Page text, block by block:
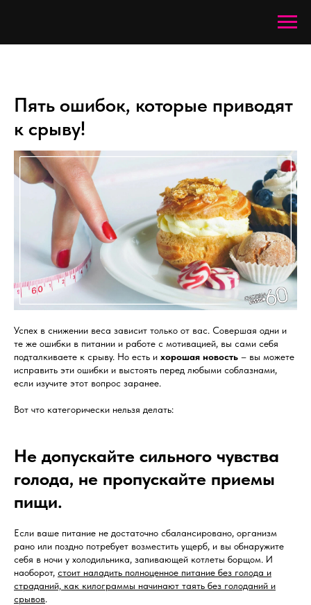
Пять ошибок, которые приводят
к срыву!
Успех в снижении веса зависит только от вас. Совершая одни и
те же ошибки в питании и работе с мотивацией, вы сами себя
подталкиваете к срыву. Но есть и хорошая новость – вы можете
исправить эти ошибки и выстоять перед любыми соблазнами,
если изучите этот вопрос заранее.
Вот что категорически нельзя делать:
Не допускайте сильного чувства
голода, не пропускайте приемы
пищи.
Если ваше питание не достаточно сбалансировано, организм
рано или поздно потребует возместить ущерб, и вы обнаружите
себя в ночи у холодильника, запивающей котлеты борщом. И
наоборот, стоит наладить полноценное питание без голода и
страданий, как килограммы начинают таять без голоданий и
срывов.